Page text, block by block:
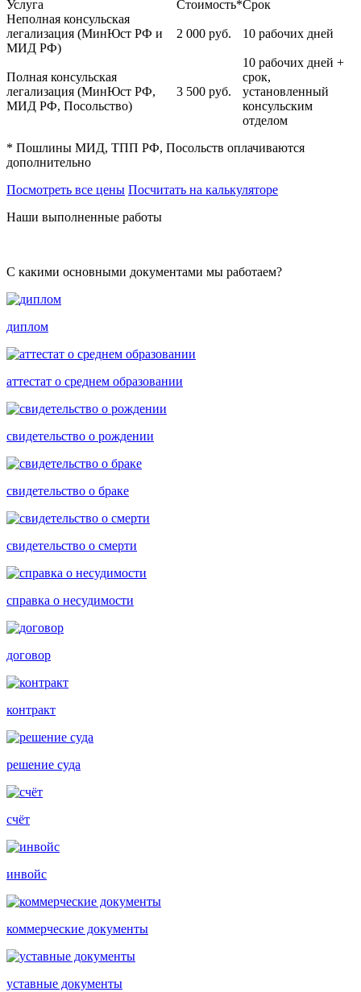
Услуга Стоимость*Срок
Неполная консульская
легализация (МинЮст РФ и
МИД РФ)
2 000 руб. 10 рабочих дней
Полная консульская
легализация (МинЮст РФ,
МИД РФ, Посольство)
3 500 руб.
10 рабочих дней +
срок,
установленный
консульским
отделом
* Пошлины МИД, ТПП РФ, Посольств оплачиваются
дополнительно
Посмотреть все цены Посчитать на калькуляторе
Наши выполненные работы
С какими основными документами мы работаем?
диплом
аттестат о среднем образовании
свидетельство о рождении
свидетельство о браке
свидетельство о смерти
справка о несудимости
договор
контракт
решение суда
счёт
инвойс
коммерческие документы
уставные документы